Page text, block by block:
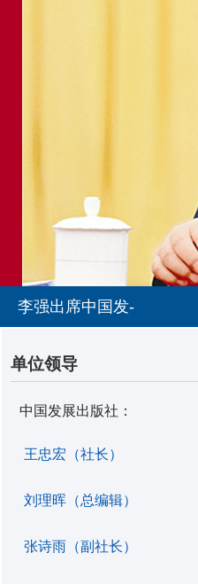
李强出席中国发展高层
单位领导
中国发展出版社：
王忠宏（社长）
刘理晖（总编辑）
张诗雨（副社长）